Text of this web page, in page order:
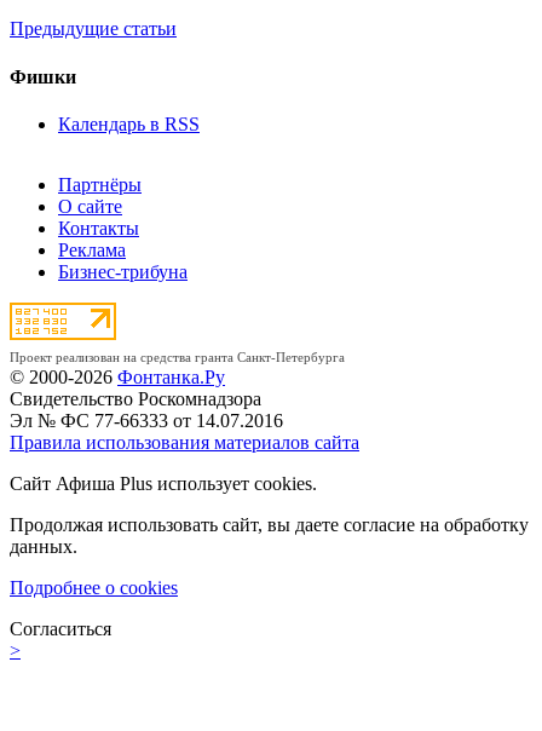
Предыдущие статьи
Фишки
Календарь в RSS
Партнёры
О сайте
Контакты
Реклама
Бизнес-трибуна
Проект реализован на средства гранта Санкт-Петербурга
© 2000-2026 Фонтанка.Ру
Свидетельство Роскомнадзора
Эл № ФС 77-66333 от 14.07.2016
Правила использования материалов сайта
Сайт Афиша Plus использует cookies.
Продолжая использовать сайт, вы даете согласие на обработку
данных.
Подробнее о cookies
Согласиться
>